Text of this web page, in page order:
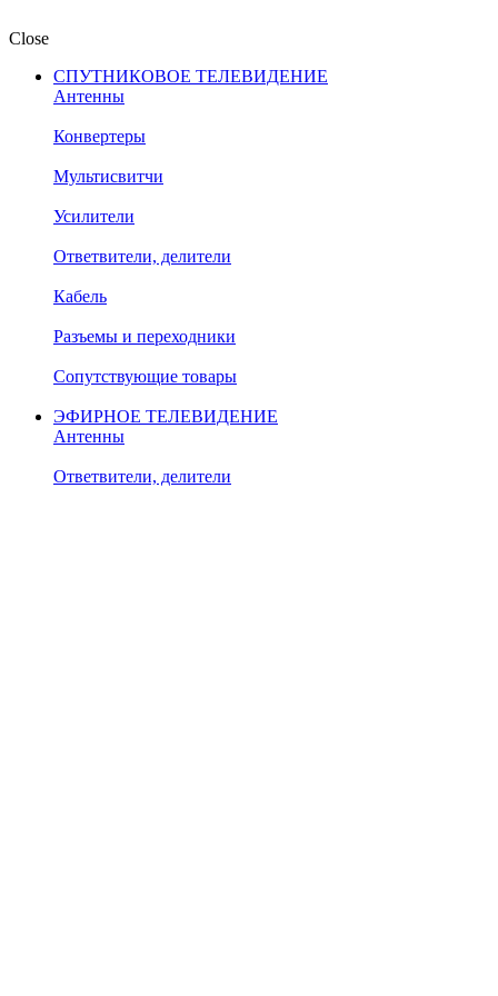
Close
СПУТНИКОВОЕ ТЕЛЕВИДЕНИЕ
Антенны
Конвертеры
Мультисвитчи
Усилители
Ответвители, делители
Кабель
Разъемы и переходники
Сопутствующие товары
ЭФИРНОЕ ТЕЛЕВИДЕНИЕ
Антенны
Ответвители, делители